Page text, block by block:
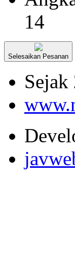
14
Selesaikan Pesanan
Sejak